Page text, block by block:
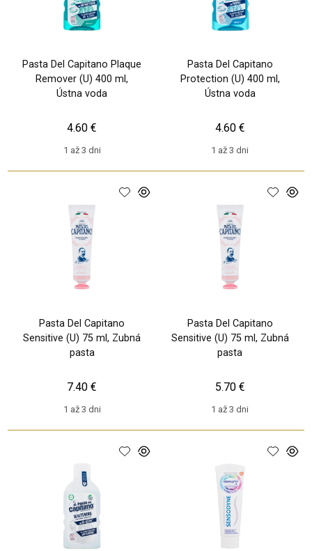
Pasta Del Capitano Plaque
Remover (U) 400 ml,
Ústna voda
1 až 3 dni
4.60 €
Pasta Del Capitano
Protection (U) 400 ml,
Ústna voda
1 až 3 dni
4.60 €
Pasta Del Capitano
Sensitive (U) 75 ml, Zubná
pasta
1 až 3 dni
7.40 €
Pasta Del Capitano
Sensitive (U) 75 ml, Zubná
pasta
1 až 3 dni
5.70 €